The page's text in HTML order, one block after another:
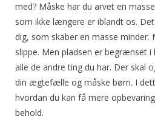
med? Måske har du arvet en
som ikke længere er iblandt os.
dig, som skaber en masse minder.
slippe. Men pladsen er begrænset
alle de andre ting du har. Der skal
din ægtefælle og måske børn. I
hvordan du kan få mere
behold.